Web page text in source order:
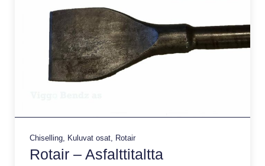
Chiselling, Kuluvat osat, Rotair
Rotair – Asfalttitaltta